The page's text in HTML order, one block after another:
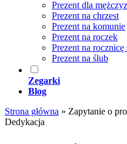
Prezent dla
Prezent na chrzest
Prezent na komunie
Prezent na roczek
Prezent na rocznicę
Prezent na ślub
Zegarki
Blog
Strona główna » Zapytanie o
Dedykacja